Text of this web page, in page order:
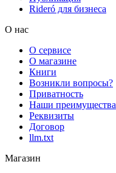
Rideró для бизнеса
О нас
О сервисе
О магазине
Книги
Возникли вопросы?
Приватность
Наши преимущества
Реквизиты
Договор
llm.txt
Магазин